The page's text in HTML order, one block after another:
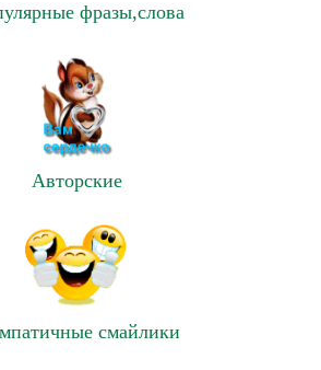
фразы,слова
Авторские
смайлики